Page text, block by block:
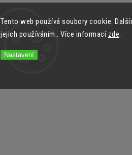
Tento web používá soubory cookie.
jejich používáním.. Více informací zde.
Nastavení